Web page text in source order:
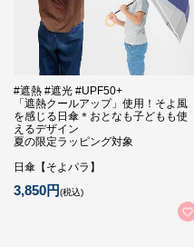
#遮熱 #遮光 #UPF50+
「遮熱クールアップ」使用！そよ風
を感じる日傘＊おとなも子どもも使
えるデザイン
夏の限定ラッピング対象
日傘【そよパラ】
3,850円(税込)